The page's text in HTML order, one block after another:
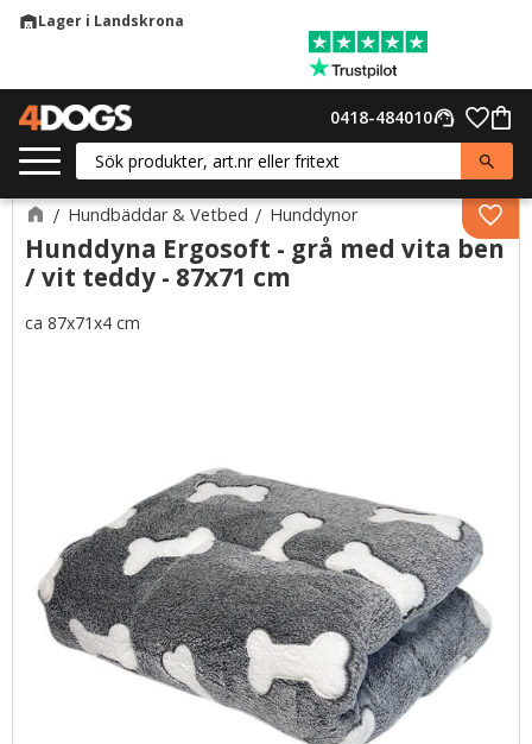
warehouseLager i Landskrona
support_agent
0418-484010
Hundbäddar & Vetbed Hunddynor
Hunddyna Ergosoft - grå med vita ben
/ vit teddy - 87x71 cm
ca 87x71x4 cm